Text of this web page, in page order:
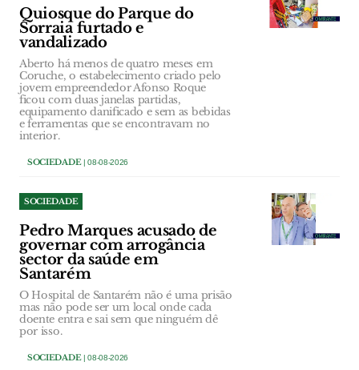
Quiosque do Parque do
Sorraia furtado e
vandalizado
Aberto há menos de quatro meses em
Coruche, o estabelecimento criado pelo
jovem empreendedor Afonso Roque
ficou com duas janelas partidas,
equipamento danificado e sem as bebidas
e ferramentas que se encontravam no
interior.
SOCIEDADE| 08-08-2026
SOCIEDADE
Pedro Marques acusado de
governar com arrogância
sector da saúde em
Santarém
O Hospital de Santarém não é uma prisão
mas não pode ser um local onde cada
doente entra e sai sem que ninguém dê
por isso.
SOCIEDADE| 08-08-2026